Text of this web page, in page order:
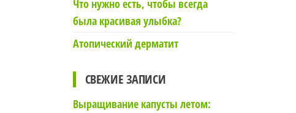
Что нужно есть, чтобы всегда
была красивая улыбка?
Атопический дерматит
СВЕЖИЕ ЗАПИСИ
Выращивание капусты летом: